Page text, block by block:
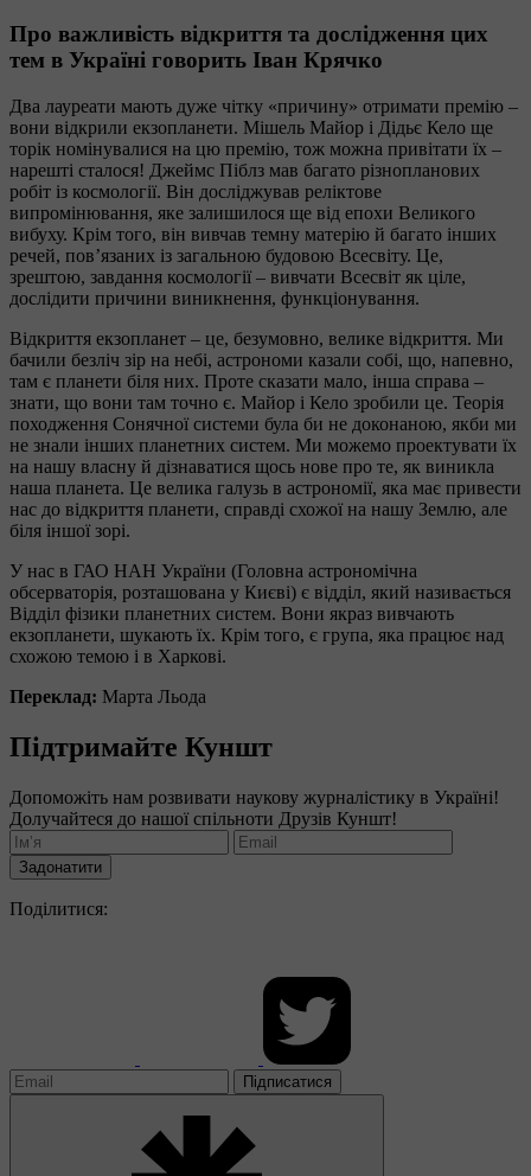
Про важливість відкриття та дослідження цих
тем в Україні говорить Іван Крячко
Два лауреати мають дуже чітку «причину» отримати премію –
вони відкрили екзопланети. Мішель Майор і Дідьє Кело ще
торік номінувалися на цю премію, тож можна привітати їх –
нарешті сталося! Джеймс Піблз мав багато різнопланових
робіт із космології. Він досліджував реліктове
випромінювання, яке залишилося ще від епохи Великого
вибуху. Крім того, він вивчав темну матерію й багато інших
речей, пов’язаних із загальною будовою Всесвіту. Це,
зрештою, завдання космології – вивчати Всесвіт як ціле,
дослідити причини виникнення, функціонування.
Відкриття екзопланет – це, безумовно, велике відкриття. Ми
бачили безліч зір на небі, астрономи казали собі, що, напевно,
там є планети біля них. Проте сказати мало, інша справа –
знати, що вони там точно є. Майор і Кело зробили це. Теорія
походження Сонячної системи була би не доконаною, якби ми
не знали інших планетних систем. Ми можемо проектувати їх
на нашу власну й дізнаватися щось нове про те, як виникла
наша планета. Це велика галузь в астрономії, яка має привести
нас до відкриття планети, справді схожої на нашу Землю, але
біля іншої зорі.
У нас в ГАО НАН України (Головна астрономічна
обсерваторія, розташована у Києві) є відділ, який називається
Відділ фізики планетних систем. Вони якраз вивчають
екзопланети, шукають їх. Крім того, є група, яка працює над
схожою темою і в Харкові.
Переклад: Марта Льода
Підтримайте Куншт
Допоможіть нам розвивати наукову журналістику в Україні!
Долучайтеся до нашої спільноти Друзів Куншт!
Задонатити
Поділитися:
Підписатися